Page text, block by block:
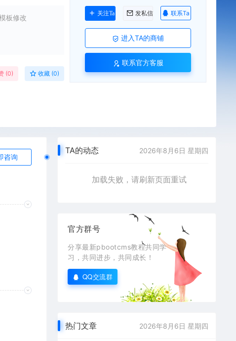
板修改
(0) 收藏 (0)
关注Ta 发私信 联系Ta
进入TA的商铺
联系官方客服
咨询
TA的动态 2026年8月6日 星期四
加载失败，请刷新页面重试
官方群号
分享最新pbootcms教程共同学
习，共同进步，共同成长！
QQ交流群
热门文章 2026年8月6日 星期四